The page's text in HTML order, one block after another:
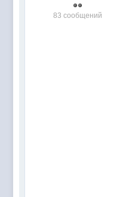
83 сообщений